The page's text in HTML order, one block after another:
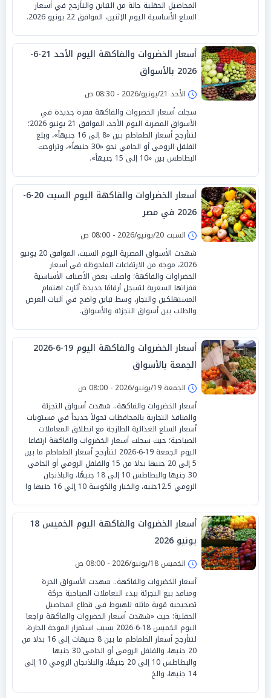
المحاصيل الحقلية حالة من التباين والتأرجح في أسعار
السلع الأساسية اليوم الإثنين، الموافق 22 يونيو 2026.
أسعار الخضروات والفاكهة اليوم الأحد 21-6-
2026 بالأسواق
الأحد 21/يونيو/2026 - 08:30 ص
سجلت أسعار الخضروات والفاكهة قفزة جديدة في
الأسواق المصرية اليوم الأحد، الموافق 21 يونيو 2026؛
لتتأرجح أسعار الطماطم بين «8 إلى 16 جنيهاً»، وبلغ
الفلفل الرومي أو الحامي نحو «30 جنيهاً»، وتراوحت
البطاطس بين «10 إلى 15 جنيهاً».
أسعار الخضراوات والفاكهة اليوم السبت 20-6-
2026 في مصر
السبت 20/يونيو/2026 - 08:00 ص
شهدت الأسواق المصرية اليوم السبت، الموافق 20 يونيو
2026، موجة من الارتفاعات الملحوظة في أسعار
الخضراوات والفاكهة؛ واصلت بعض الأصناف الأساسية
قفزاتها السعرية لتسجل أرقامًا جديدة أثارت اهتمام
المستهلكين والتجار، وسط تباين واضح في آليات العرض
والطلب بين أسواق التجزئة والأسواق.
أسعار الخضروات والفاكهة اليوم 19-6-2026
الجمعة بالأسواق
الجمعة 19/يونيو/2026 - 08:00 ص
أسعار الخضروات والفاكهة.. شهدت أسواق التجزئة
والمنافذ التجارية بالمحافظات تحولاً جديداً في مستويات
أسعار السلع الغذائية الطازجة مع انطلاق المعاملات
الصباحية؛ حيث سجلت أسعار الخضروات والفاكهة ارتفاعا
اليوم الجمعة 19-6-2026 لتتأرجح أسعار الطماطم ما بين
5 إلى 20 جنيها بدلا من 15 والفلفل الرومي أو الحامي
30 جنيها والبطاطس 10 إلي 18 جنيهًا، والباذنجان
الرومي 12.5جنيه، والخيار والكوسة 10 إلي 16 جنيها وا
أسعار الخضروات والفاكهة اليوم الخميس 18
يونيو 2026
الخميس 18/يونيو/2026 - 08:00 ص
أسعار الخضروات والفاكهة.. شهدت الأسواق الحرة
ومنافذ بيع التجزئة ببدء التعاملات الصباحية حركة
تصحيحية قوية مائلة للهبوط في قطاع المحاصيل
الحقلية؛ حيث «شهدت أسعار الخضروات والفاكهة تراجعا
اليوم الخميس 18-6-2026 بسبب استمرار الموجة الحارة،
لتتأرجح أسعار الطماطم ما بين 8 جنيهات إلى 16 بدلا من
20 جنيها، والفلفل الرومي أو الحامي 30 جنيها
والبطاطس 10 إلى 20 جنيهًا، والباذنجان الرومي 10 إلى
14 جنيها، والخ